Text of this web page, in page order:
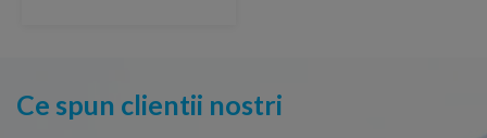
Ce spun clientii nostri